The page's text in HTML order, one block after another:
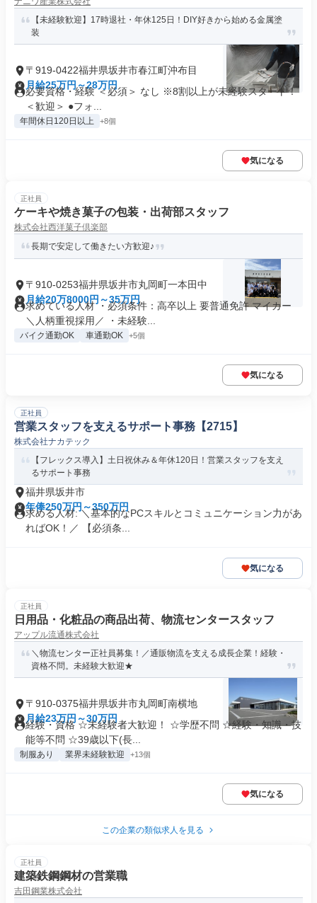
【未経験歓迎】17時退社・年休125日！DIY好きから始める金属塗
装
〒919-0422福井県坂井市春江町沖布目
月給25万円～28万円
必要資格・経験 ＜必須＞ なし ※8割以上が未経験スタート！
＜歓迎＞ ●フォ...
年間休日120日以上 +8個
気になる
正社員
ケーキや焼き菓子の包装・出荷部スタッフ
株式会社西洋菓子倶楽部
長期で安定して働きたい方歓迎♪
〒910-0253福井県坂井市丸岡町一本田中
月給20万8000円～35万円
求めている人材 ・必須条件：高卒以上 要普通免許 マイカー
＼人柄重視採用／ ・未経験...
バイク通勤OK 車通勤OK +5個
気になる
正社員
営業スタッフを支えるサポート事務【2715】
株式会社ナカテック
【フレックス導入】土日祝休み＆年休120日！営業スタッフを支え
るサポート事務
福井県坂井市
年俸250万円～350万円
求める人材: ＼基本的なPCスキルとコミュニケーション力があ
ればOK！／ 【必須条...
気になる
正社員
日用品・化粧品の商品出荷、物流センタースタッフ
アップル流通株式会社
＼物流センター正社員募集！／通販物流を支える成長企業！経験・
資格不問。未経験大歓迎★
〒910-0375福井県坂井市丸岡町南横地
月給23万円～30万円
経験・資格 ☆未経験者大歓迎！ ☆学歴不問 ☆経験・知識・技
能等不問 ☆39歳以下(長...
制服あり 業界未経験歓迎 +13個
気になる
この企業の類似求人を見る
正社員
建築鉄鋼鋼材の営業職
吉田鋼業株式会社